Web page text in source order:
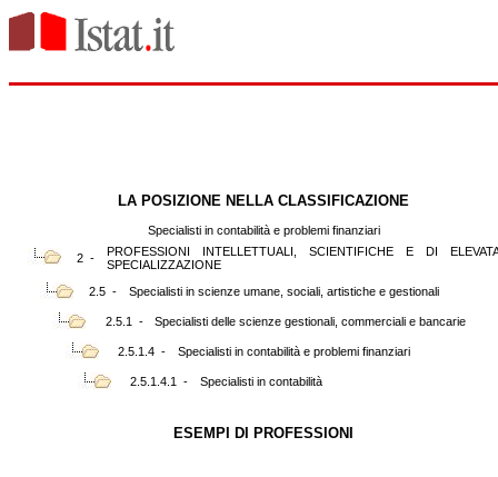
LA POSIZIONE NELLA CLASSIFICAZIONE
Specialisti in contabilità e problemi finanziari
2 -
PROFESSIONI INTELLETTUALI, SCIENTIFICHE E DI
SPECIALIZZAZIONE
2.5 -
Specialisti in scienze umane, sociali, artistiche e gestionali
2.5.1 - Specialisti delle scienze gestionali, commerciali e bancarie
2.5.1.4 - Specialisti in contabilità e problemi finanziari
2.5.1.4.1 - Specialisti in contabilità
ESEMPI DI PROFESSIONI